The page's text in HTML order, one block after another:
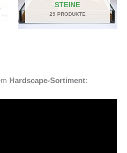
STEINE
29 PRODUKTE
Hardscape-Sortiment: